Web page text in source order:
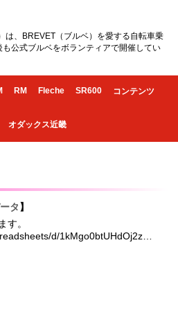
は、BREVET（ブルベ）を愛する自転車乗
公式ブルベをボランティアで開催してい
RM Fleche SR600 コンテンツ
オダックス近畿
タ 】
す。
d/1kMgo0btUHdOj2z…